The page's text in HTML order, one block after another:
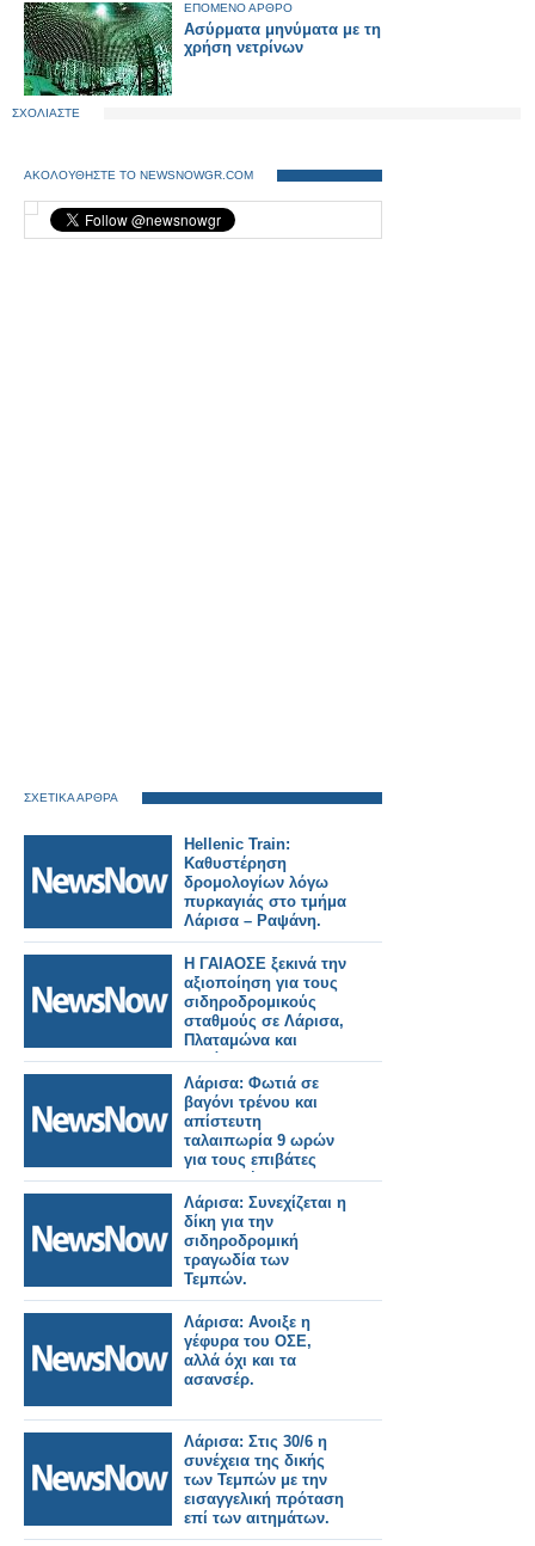
ΕΠΟΜΕΝΟ ΑΡΘΡΟ
Ασύρματα μηνύματα με τη
χρήση νετρίνων
ΣΧΟΛΙΑΣΤΕ
ΑΚΟΛΟΥΘΗΣΤΕ ΤΟ NEWSNOWGR.COM
ΣΧΕΤΙΚΑ ΑΡΘΡΑ
Hellenic Train:
Καθυστέρηση
δρομολογίων λόγω
πυρκαγιάς στο τμήμα
Λάρισα – Ραψάνη.
Η ΓΑΙΑΟΣΕ ξεκινά την
αξιοποίηση για τους
σιδηροδρομικούς
σταθμούς σε Λάρισα,
Πλαταμώνα και
Κατάκολο.
Λάρισα: Φωτιά σε
βαγόνι τρένου και
απίστευτη
ταλαιπωρία 9 ωρών
για τους επιβάτες
προς Αθήνα
Λάρισα: Συνεχίζεται η
δίκη για την
σιδηροδρομική
τραγωδία των
Τεμπών.
Λάρισα: Ανοιξε η
γέφυρα του ΟΣΕ,
αλλά όχι και τα
ασανσέρ.
Λάρισα: Στις 30/6 η
συνέχεια της δικής
των Τεμπών με την
εισαγγελική πρόταση
επί των αιτημάτων.